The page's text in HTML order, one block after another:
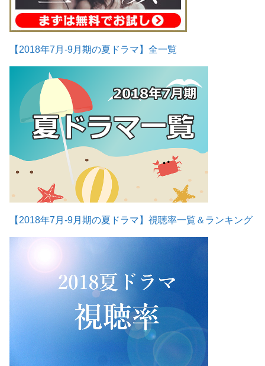
【2018年7月-9月期の夏ドラマ】全一覧
【2018年7月-9月期の夏ドラマ】視聴率一覧＆ランキング